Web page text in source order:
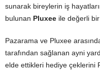
sunarak bireylerin iş
bulunan Pluxee ile değerli
Pazarama ve Pluxee
tarafından sağlanan ayni
elde ettikleri hediye çeklerini